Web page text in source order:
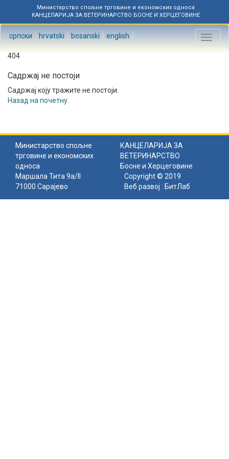
Министарство спољне трговине и економских односа
КАНЦЕЛАРИЈА ЗА ВЕТЕРИНАРСТВО БОСНЕ И ХЕРЦЕГОВИНЕ
српски hrvatski bosanski english
Toggle
404
Садржај не постоји
Садржај коју тражите не постоји.
Назад на почетну
Министарство спољне
трговине и економских
односа
КАНЦЕЛАРИЈА ЗА
ВЕТЕРИНАРСТВО
Босне и Херцеговине
Маршала Тита 9а/II
71000 Сарајево
Copyright © 2019
Веб развој : БитЛаб